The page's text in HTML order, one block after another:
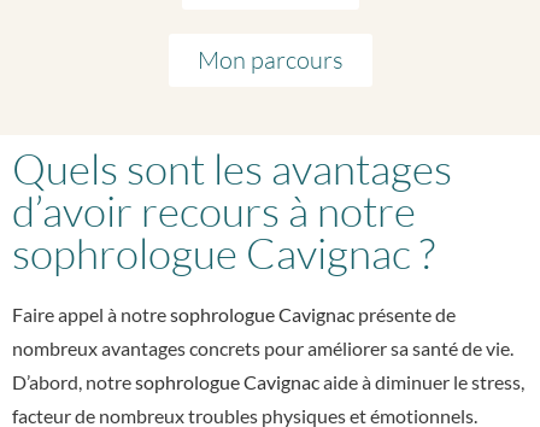
Mon parcours
Quels sont les avantages
d’avoir recours à notre
sophrologue Cavignac ?
Faire appel à notresophrologue Cavignac présente de
nombreux avantages concrets pour améliorer sa santé de vie.
D’abord, notresophrologue Cavignacaide à diminuer le stress,
facteur de nombreux troubles physiques et émotionnels.